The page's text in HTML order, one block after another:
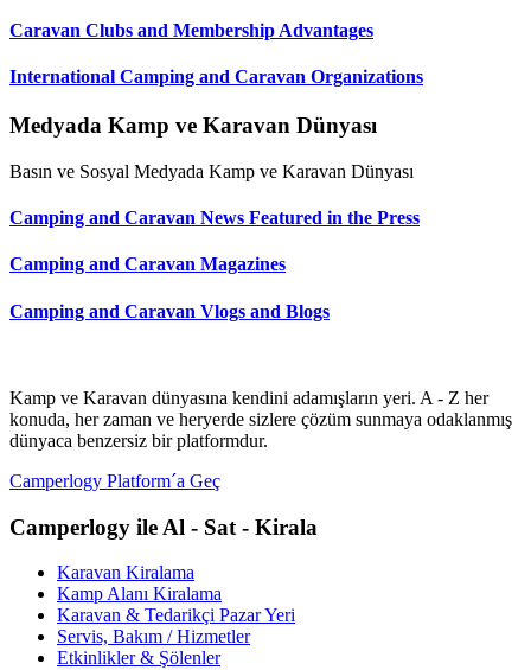
Caravan Clubs and Membership Advantages
International Camping and Caravan Organizations
Medyada Kamp ve Karavan Dünyası
Basın ve Sosyal Medyada Kamp ve Karavan Dünyası
Camping and Caravan News Featured in the Press
Camping and Caravan Magazines
Camping and Caravan Vlogs and Blogs
Kamp ve Karavan dünyasına kendini adamışların yeri. A - Z her
konuda, her zaman ve heryerde sizlere çözüm sunmaya odaklanmış
dünyaca benzersiz bir platformdur.
Camperlogy Platform´a Geç
Camperlogy ile Al - Sat - Kirala
Karavan Kiralama
Kamp Alanı Kiralama
Karavan & Tedarikçi Pazar Yeri
Servis, Bakım / Hizmetler
Etkinlikler & Şölenler